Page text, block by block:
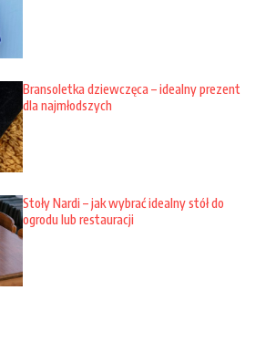
Bransoletka dziewczęca – idealny prezent
dla najmłodszych
Stoły Nardi – jak wybrać idealny stół do
ogrodu lub restauracji